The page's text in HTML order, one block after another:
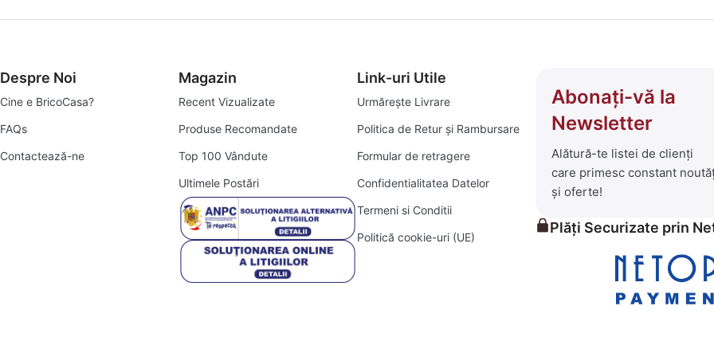
Articole pentru Grădină:
Unelte: O selecție robustă de unelte de mână și electrice, esențiale pentru orice proiect, mic sau mare.
Accesorii pentru Irigare: Soluții eficiente pentru a-ți menține grădina verde și prosperă.
Ne angajăm să oferim produse de înaltă calitate, la prețuri competitive, alături de un serviciu clienți prompt și eficient.
Despre Noi
Cine e BricoCasa?
FAQs
Contactează-ne
Magazin
Recent Vizualizate
Produse Recomandate
Top 100 Vândute
Ultimele Postări
Link-uri Utile
Urmărește Livrare
Politica de Retur și Rambursare
Formular de retragere
Confidentialitatea Datelor
Termeni si Conditii
Politică cookie-uri (UE)
Abonați-vă la
Newsletter
Alătură-te listei de clienți
care primesc constant
și oferte!
Plăți Securizate prin